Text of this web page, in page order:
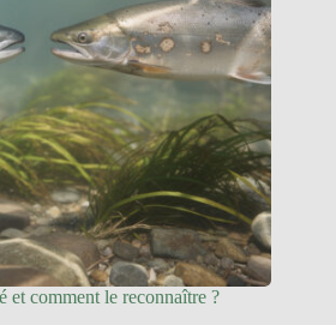
et comment le reconnaître ?